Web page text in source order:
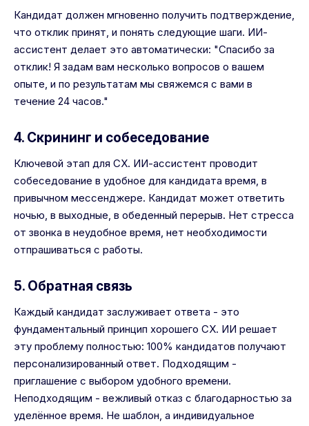
Кандидат должен мгновенно получить подтверждение,
что отклик принят, и понять следующие шаги. ИИ-
ассистент делает это автоматически: "Спасибо за
отклик! Я задам вам несколько вопросов о вашем
опыте, и по результатам мы свяжемся с вами в
течение 24 часов."
4. Скрининг и собеседование
Ключевой этап для CX. ИИ-ассистент проводит
собеседование в удобное для кандидата время, в
привычном мессенджере. Кандидат может ответить
ночью, в выходные, в обеденный перерыв. Нет стресса
от звонка в неудобное время, нет необходимости
отпрашиваться с работы.
5. Обратная связь
Каждый кандидат заслуживает ответа - это
фундаментальный принцип хорошего CX. ИИ решает
эту проблему полностью: 100% кандидатов получают
персонализированный ответ. Подходящим -
приглашение с выбором удобного времени.
Неподходящим - вежливый отказ с благодарностью за
уделённое время. Не шаблон, а индивидуальное